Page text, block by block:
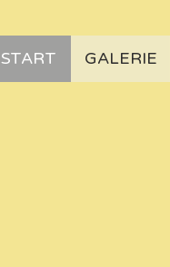
START GALERIE